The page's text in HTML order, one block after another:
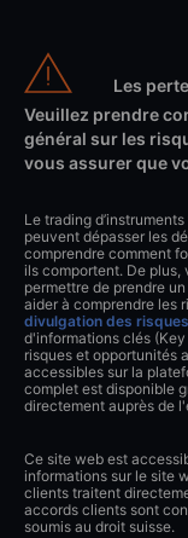
Les
Veuillez prendre
général sur les
vous assurer que
Le trading
peuvent dépasser les
comprendre comment
ils comportent. De
permettre de prendre
aider à comprendre les
divulgation des risques
d'informations clés
risques et opportunités
accessibles sur la
complet est disponible
directement auprès de
Ce site web est
informations sur le site
clients traitent
accords clients sont
soumis au droit suisse.